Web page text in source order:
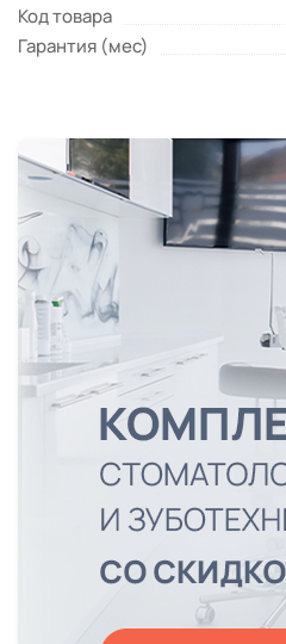
Код товара
Гарантия (мес)